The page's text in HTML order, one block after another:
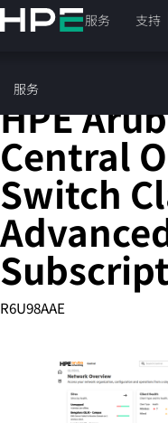
转
到
目
录
产品 服务 支持
服务
您的购
前往 HPE
HPE Aruba Networking
HPE
Central
Switch
R6U98AAE